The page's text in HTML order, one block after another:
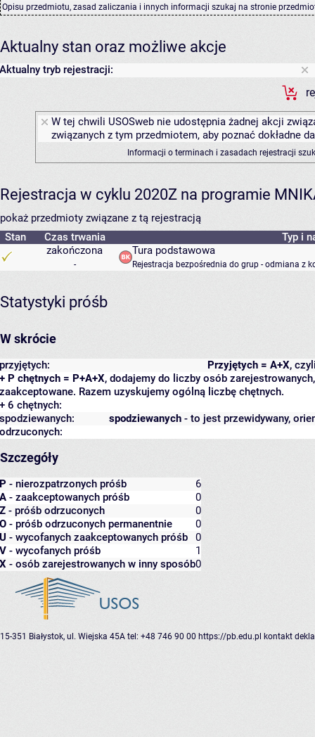
Opisu przedmiotu, zasad zaliczania i innych informacji szukaj na stronie
Aktualny stan oraz możliwe akcje
Aktualny tryb rejestracji:
W tej chwili USOSweb nie udostępnia żadnej akcji
związanych z tym przedmiotem, aby poznać dokładne
Informacji o terminach i zasadach rejestracji
Rejestracja w cyklu 2020Z na programie
pokaż przedmioty związane z tą rejestracją
Stan
Czas trwania
Typ i
zakończona
-
Tura podstawowa
Rejestracja bezpośrednia do grup - odmiana z
Statystyki próśb
W skrócie
Przyjętych = A+X,
przyjętych:
+ P chętnych = P+A+X, dodajemy do liczby osób
zaakceptowane. Razem uzyskujemy ogólną liczbę chętnych.
+ 6 chętnych:
spodziewanych - to jest przewidywany,
spodziewanych:
odrzuconych:
Szczegóły
P - nierozpatrzonych próśb
6
A - zaakceptowanych próśb
0
Z - próśb odrzuconych
0
O - próśb odrzuconych permanentnie
0
U - wycofanych zaakceptowanych próśb
0
V - wycofanych próśb
1
X - osób zarejestrowanych w inny sposób0
15-351 Białystok, ul. Wiejska 45A tel: +48 746 90 00 https://pb.edu.pl kontakt